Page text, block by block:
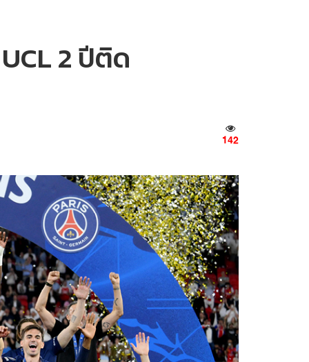
2 ปีติด
142